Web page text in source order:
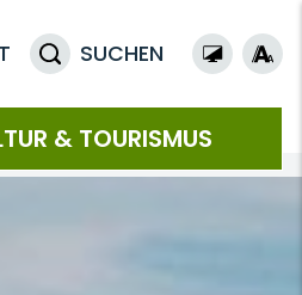
SUCHEN
& TOURISMUS